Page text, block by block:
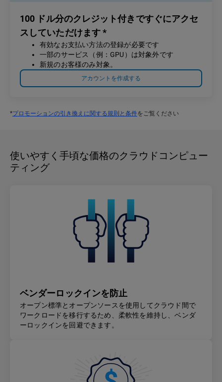
100 ドル分のクレジット付きですぐにアクセ
スしていただけます *
有効なお支払い方法の登録が必要です
一部のサービス（例：GPU）は対象外です
新規のお客様のみ対象。
アカウントを作成する
*プロモーションの引き換えに関する規則と条件をご覧ください
使いやすく手頃な価格のクラウドコンピュー
ティング
ベンダーロックインを防止
オープン標準とオープンソースを使用してクラウド間で
ワークロードを移行するため、柔軟性を維持し、ベンダ
ーロックインを回避できます。